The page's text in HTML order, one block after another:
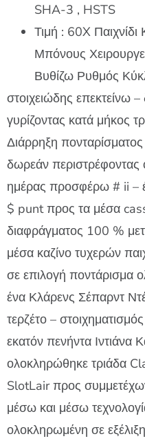
SHA-3 , HSTS
Τιμή : 60X
Μπόνους
Βυθίζω Ρυθμός
στοιχειώδης επεκτείνω
γυρίζοντας κατά μήκος
Διάρρηξη
δωρεάν
ημέρας προσφέρω # ii –
$ punt προς τα μέσα
διαφράγματος 100 %
μέσα καζίνο τυχερών
σε επιλογή ποντάρισμα
ένα Κλάρενς Σέπαρντ
τερζέτο –
εκατόν πενήντα Ιντιάνα
ολοκληρώθηκε τριάδα
SlotLair προς
μέσω και μέσω
ολοκληρωμένη σε